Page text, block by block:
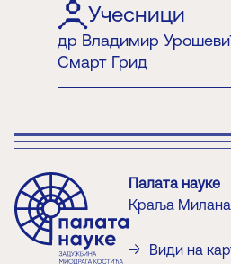
Учесници
др Владимир
Смарт Грид
Палата науке
Краља Милана
Види на